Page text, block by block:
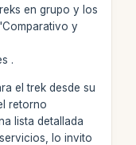
en grupo y los
y
.
el trek desde su
retorno
lista detallada
lo invito